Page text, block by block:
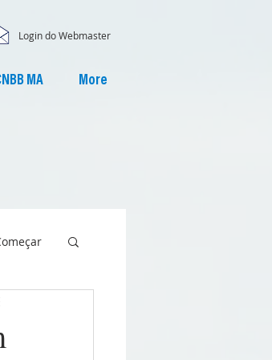
Login do Webmaster
MA More